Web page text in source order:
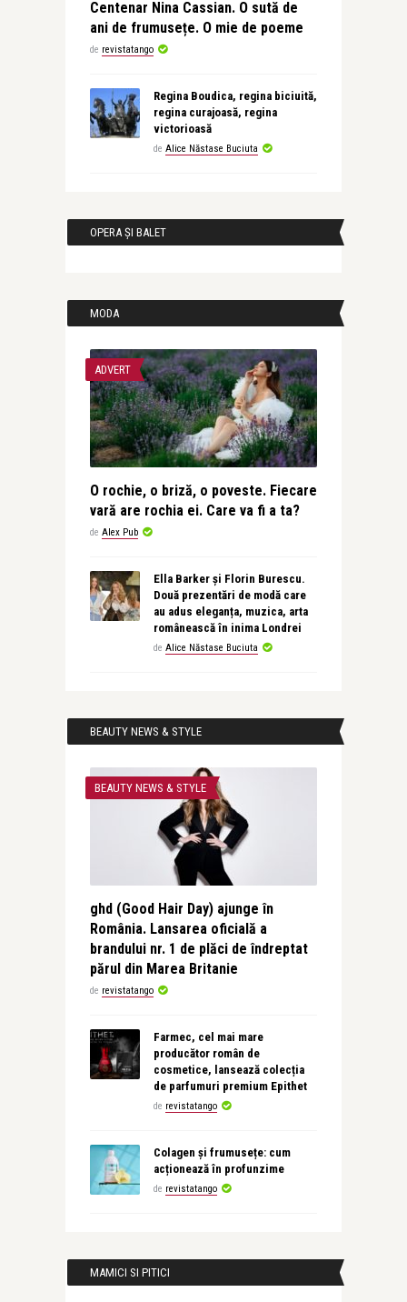
Centenar Nina Cassian. O sută de
ani de frumusețe. O mie de poeme
de revistatango
Regina Boudica, regina biciuită,
regina curajoasă, regina
victorioasă
de Alice Năstase Buciuta
OPERA ȘI BALET
MODA
ADVERT
O rochie, o briză, o poveste. Fiecare
vară are rochia ei. Care va fi a ta?
de Alex Pub
Ella Barker și Florin Burescu.
Două prezentări de modă care
au adus eleganța, muzica, arta
românească în inima Londrei
de Alice Năstase Buciuta
BEAUTY NEWS & STYLE
BEAUTY NEWS & STYLE
ghd (Good Hair Day) ajunge în
România. Lansarea oficială a
brandului nr. 1 de plăci de îndreptat
părul din Marea Britanie
de revistatango
Farmec, cel mai mare
producător român de
cosmetice, lansează colecția
de parfumuri premium Epithet
de revistatango
Colagen și frumusețe: cum
acționează în profunzime
de revistatango
MAMICI SI PITICI